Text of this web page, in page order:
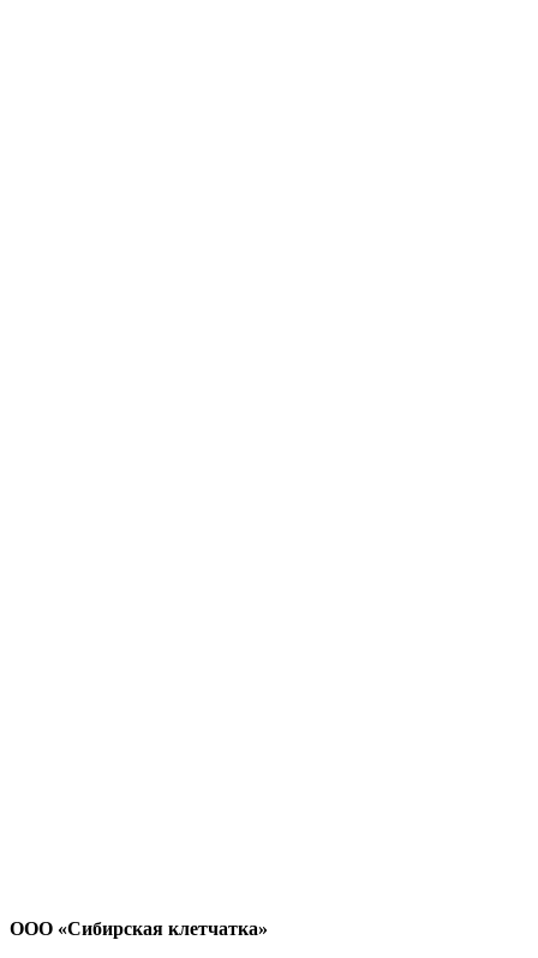
ООО «Сибирская клетчатка»